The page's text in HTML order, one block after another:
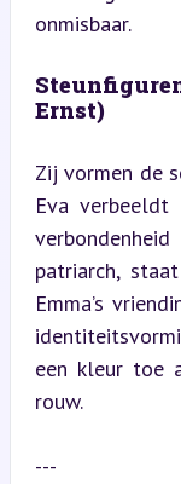
onmisbaar.
Ernst)
Zij vormen de
Eva
patriarch,
Emma’s
een kleur toe
rouw.
---